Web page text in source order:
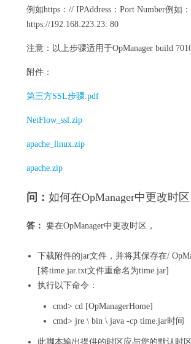
例如https：// IPAddress：Port Number例如：
https://192.168.223.23: 80
注意：以上步骤适用于OpManager build
附件：
第三方SSL步骤.pdf
NetFlow_ssl.zip
apache_linux.zip
apache.zip
问： 如何在OpManager中更改时区
答： 要在OpManager中更改时区，
下载附件的jar文件，并将其保存在/
[将time.jar.txt文件重命名为time.jar]
执行以下命令：
cmd> cd [OpManagerHome]
cmd> jre \ bin \ java -cp time.jar时间
此脚本输出提供的时区应与您的默认时区